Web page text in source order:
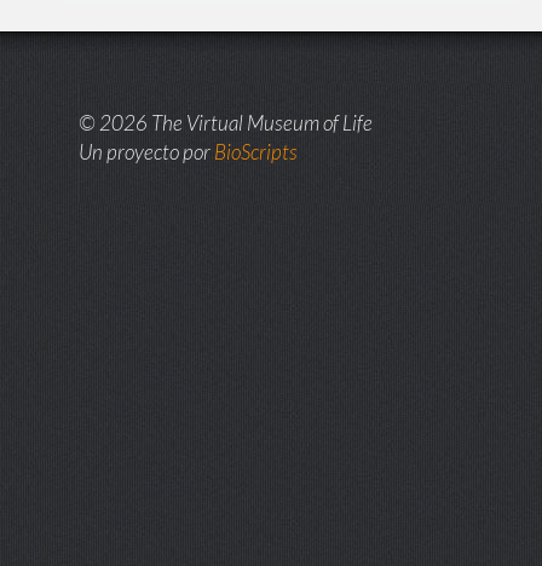
© 2026 The Virtual Museum of Life
Un proyecto porBioScripts